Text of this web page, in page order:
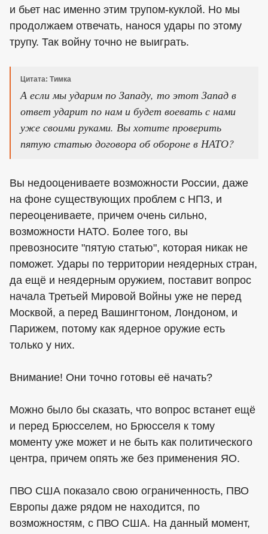
и бьет нас именно этим трупом-куклой. Но мы
продолжаем отвечать, нанося удары по этому
трупу. Так войну точно не выиграть.
Цитата: Тимка
А если мы ударим по Западу, то этот Запад в
ответ ударит по нам и будет воевать с нами
уже своими руками. Вы хотите проверить
пятую статью договора об обороне в НАТО?
Вы недооцениваете возможности России, даже
на фоне существующих проблем с НПЗ, и
переоцениваете, причем очень сильно,
возможности НАТО. Более того, вы
превозносите "пятую статью", которая никак не
поможет. Удары по территории неядерных стран,
да ещё и неядерным оружием, поставит вопрос
начала Третьей Мировой Войны уже не перед
Москвой, а перед Вашингтоном, Лондоном, и
Парижем, потому как ядерное оружие есть
только у них.
Внимание! Они точно готовы её начать?
Можно было бы сказать, что вопрос встанет ещё
и перед Брюсселем, но Брюсселя к тому
моменту уже может и не быть как политического
центра, причем опять же без применения ЯО.
ПВО США показало свою ограниченность, ПВО
Европы даже рядом не находится, по
возможностям, с ПВО США. На данный момент,